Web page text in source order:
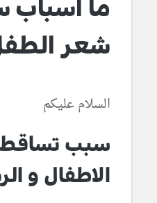
ما
شعر
السلام عليكم
سبب
الاطفال و